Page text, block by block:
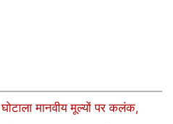
घोटाला मानवीय मूल्यों पर कलंक,